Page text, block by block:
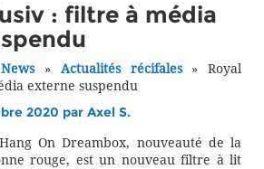
: filtre à média
» Actualités récifales» Royal
externe suspendu
2020 par Axel S.
On Dreambox, nouveauté de la
rouge, est un nouveau filtre à lit